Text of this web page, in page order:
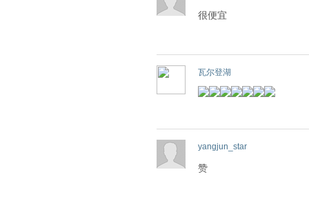
很便宜
瓦尔登湖
yangjun_star
赞